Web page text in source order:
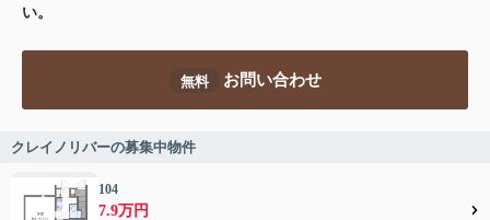
い。
無料 お問い合わせ
クレイノリバーの募集中物件
104
7.9万円